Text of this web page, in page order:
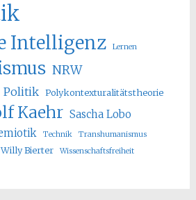
Intelligenz Lernen
NRW
Politik Polykontexturalitätstheorie
Kaehr Sascha Lobo
Technik
Transhumanismus
Willy Bierter Wissenschaftsfreiheit